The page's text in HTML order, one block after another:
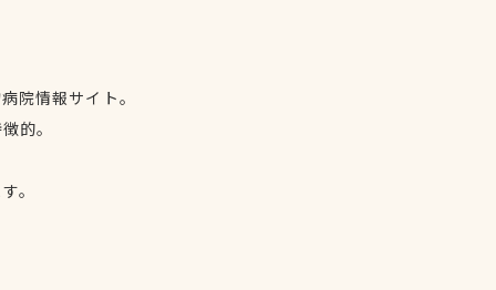
院情報サイト。
的。
。